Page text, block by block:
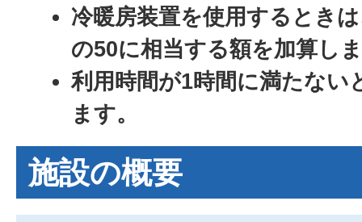
冷暖房装置を使用するとき
の50に相当する額を加算し
利用時間が1時間に満たない
ます。
施設の概要